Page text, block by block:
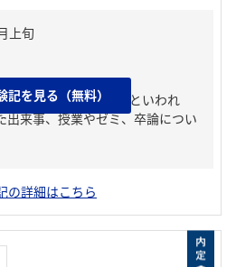
、周りからどんな人といわれ
出来事、授業やゼミ、卒論につい
記を見る（無料）
の詳細はこちら